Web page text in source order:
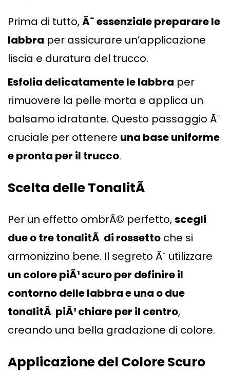
Prima di tutto,Ã¨ essenziale preparare le
labbra per assicurare un’applicazione
liscia e duratura del trucco.
Esfolia delicatamente le labbra per
rimuovere la pelle morta e applica un
balsamo idratante. Questo passaggio Ã¨
cruciale per ottenere una base uniforme
e pronta per il trucco.
Scelta delle TonalitÃ
Per un effetto ombrÃ© perfetto,scegli
due o tre tonalitÃ di rossetto che si
armonizzino bene. Il segreto Ã¨ utilizzare
un colore piÃ¹ scuro per definire il
contorno delle labbra e una o due
tonalitÃ piÃ¹ chiare per il centro,
creando una bella gradazione di colore.
Applicazione del Colore Scuro